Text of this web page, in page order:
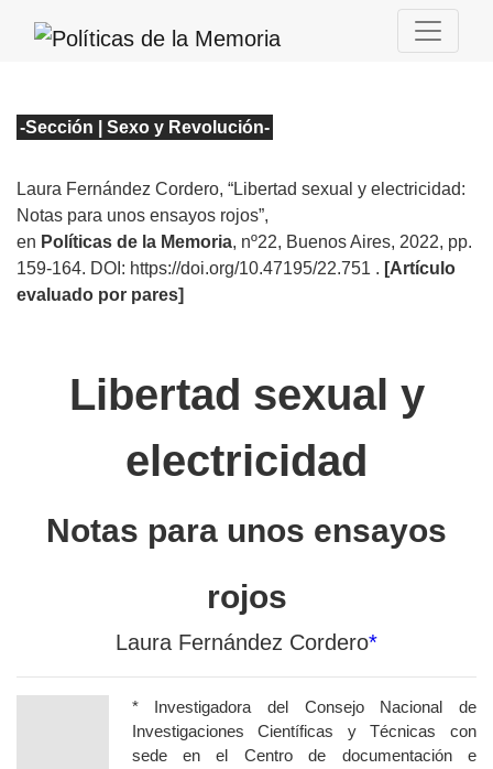
-Sección | Sexo y Revolución-
Laura Fernández Cordero, “Libertad sexual y electricidad:
Notas para unos ensayos rojos”,
en Políticas de la Memoria, nº22, Buenos Aires, 2022, pp.
159-164. DOI: https://doi.org/10.47195/22.751 . [Artículo
evaluado por pares]
Libertad sexual y
electricidad
Notas para unos ensayos
rojos
Laura Fernández Cordero*
* Investigadora del Consejo Nacional de
Investigaciones Científicas y Técnicas con
sede en el Centro de documentación e